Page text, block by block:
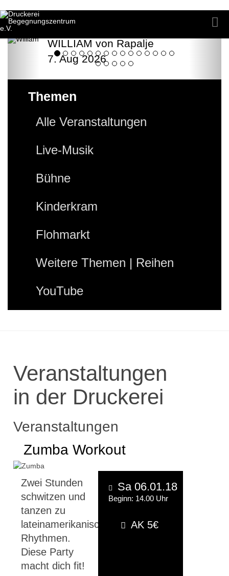
WILLIAM von Rapalje
7. Aug 2026
Themen
Alle Veranstaltungen
Live-Musik
Bühne
Kinderkram
Flohmarkt
Weitere Themen | Reihen
YouTube
Veranstaltungen
in der Druckerei
Veranstaltungen
Zumba Workout
Zwei Stunden
schwitzen und
tanzen zu
lateinamerikanischen
Rhythmen.
Diese Party
macht dich fit!
Sa 06.01.18
Beginn: 14.00 Uhr
AK 5€